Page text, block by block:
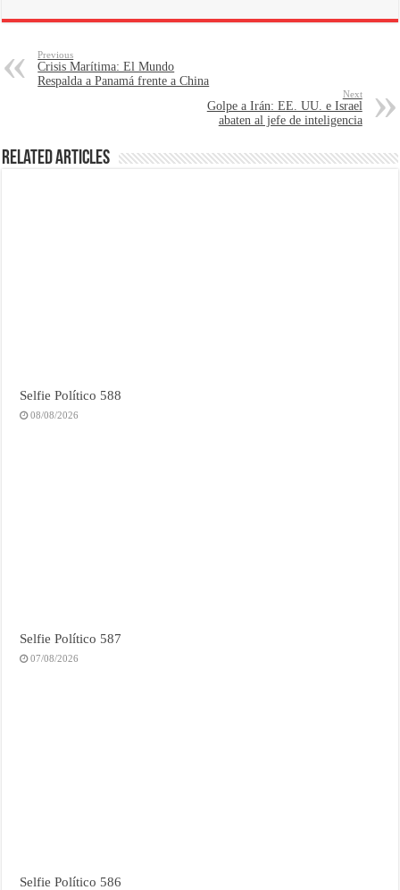
Previous
Crisis Marítima: El Mundo
Respalda a Panamá frente a China
Next
Golpe a Irán: EE. UU. e Israel
abaten al jefe de inteligencia
Related Articles
Selfie Político 588
08/08/2026
Selfie Político 587
07/08/2026
Selfie Político 586